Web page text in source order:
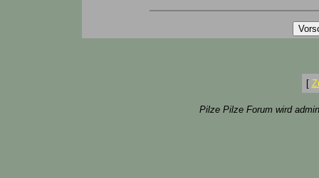
[
Pilze Pilze Forum wird